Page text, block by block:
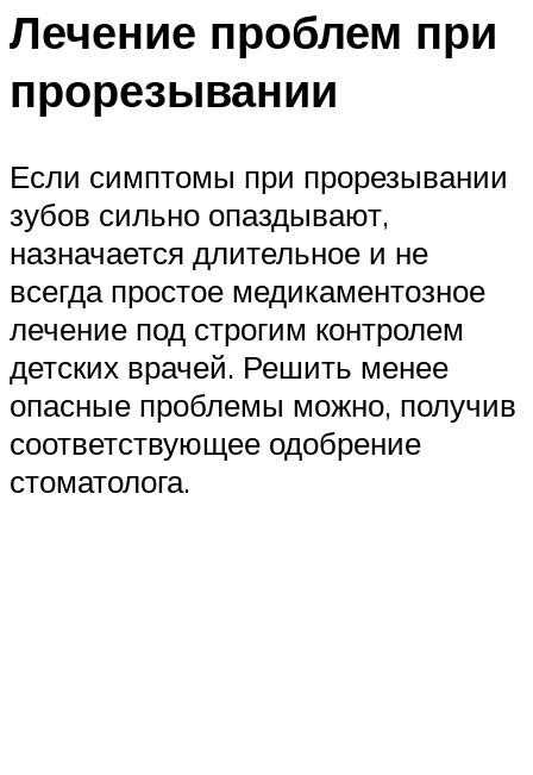
Лечение проблем при
прорезывании
Если симптомы при прорезывании
зубов сильно опаздывают,
назначается длительное и не
всегда простое медикаментозное
лечение под строгим контролем
детских врачей. Решить менее
опасные проблемы можно, получив
соответствующее одобрение
стоматолога.